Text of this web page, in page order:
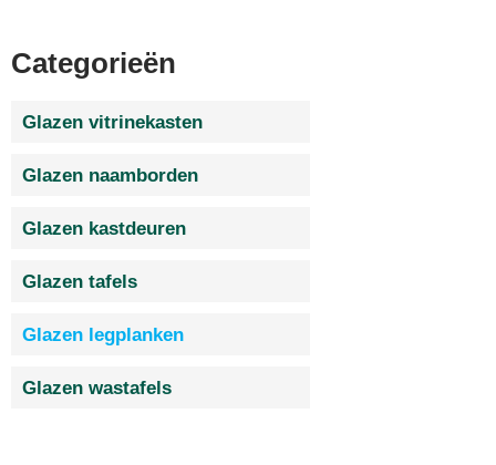
Categorieën
Glazen vitrinekasten
Glazen naamborden
Glazen kastdeuren
Glazen tafels
Glazen legplanken
Glazen wastafels